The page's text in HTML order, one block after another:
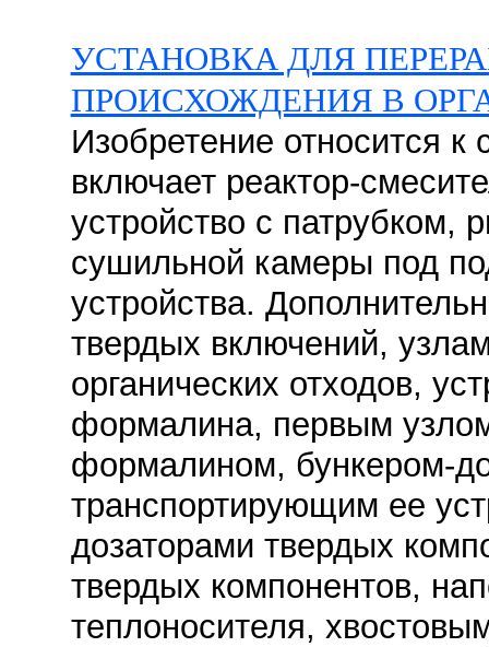
УСТАНОВКА ДЛЯ
ПРОИСХОЖДЕНИЯ В
Изобретение относится к
включает реактор-
устройство с патрубком,
сушильной камеры под
устройства.
твердых включений,
органических отходов,
формалина, первым
формалином, бункером-
транспортирующим ее
дозаторами твердых
твердых компонентов,
теплоносителя,